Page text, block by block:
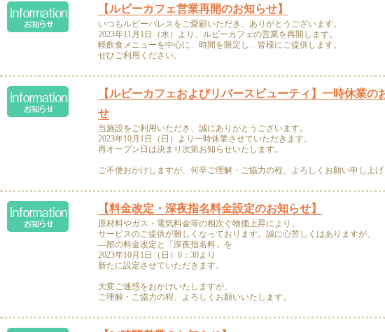
【ルビーカフェ営業再開のお知らせ】
いつもルビーパレスをご愛顧いただき、ありがとうございます。
2023年11月1日（水）より、ルビーカフェの営業を再開します。
軽飲食メニューを中心に、時間を限定し、皆様にご提供します。
ぜひご利用ください。
【ルビーカフェおよびリバースビューティ】一時休業の
せ
当施設をご利用いただき、誠にありがとうございます。
2023年10月1日（日）より一時休業させていただきます。
再オープン日は決まり次第お知らせいたします。
ご不便おかけしますが、何卒ご理解・ご協力の程、よろしくお願い申し上げ
【料金改定・深夜指名料金設定のお知らせ】
原材料やガス・電気料金等の相次ぐ物価上昇により、
サービスのご提供が難しくなっております。誠に心苦しくはありますが、
―部の料金改定と「深夜指名料」を
2023年10月1日（日）6：30より
新たに設定させていただきます。
大変ご迷惑をおかけいたしますが、
ご理解・ご協力の程、よろしくお願いいたします。